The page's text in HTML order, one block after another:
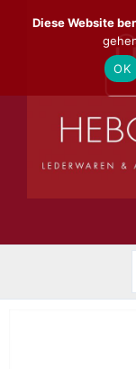
Inhalt
Diese Website
OK